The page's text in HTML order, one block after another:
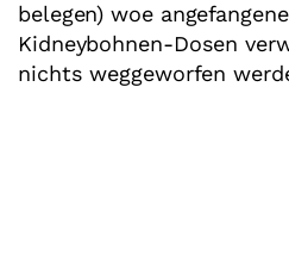
belegen) woe
Kidneybohnen-Dosen
nichts weggeworfen